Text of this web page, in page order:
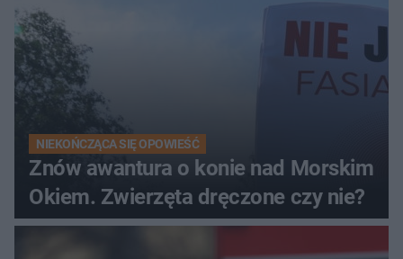
NIEKOŃCZĄCA SIĘ OPOWIEŚĆ
Znów awantura o konie nad Morskim
Okiem. Zwierzęta dręczone czy nie?